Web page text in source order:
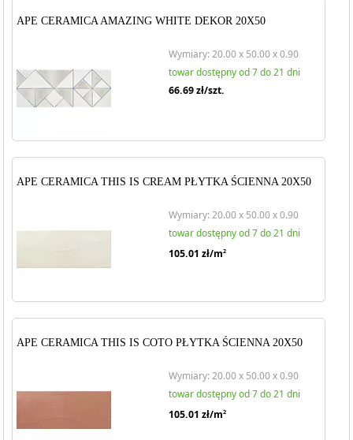
APE CERAMICA AMAZING WHITE DEKOR 20X50
Wymiary: 20.00 x 50.00 x 0.90
towar dostępny od 7 do 21 dni
66.69zł/szt.
APE CERAMICA THIS IS CREAM PŁYTKA ŚCIENNA 20X50
Wymiary: 20.00 x 50.00 x 0.90
towar dostępny od 7 do 21 dni
105.01 zł/m2
APE CERAMICA THIS IS COTO PŁYTKA ŚCIENNA 20X50
Wymiary: 20.00 x 50.00 x 0.90
towar dostępny od 7 do 21 dni
105.01 zł/m2